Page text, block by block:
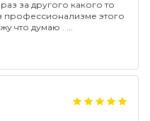
за другого какого то
профессионализме этого
что думаю .